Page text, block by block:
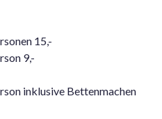
15,-
9,-
inklusive Bettenmachen